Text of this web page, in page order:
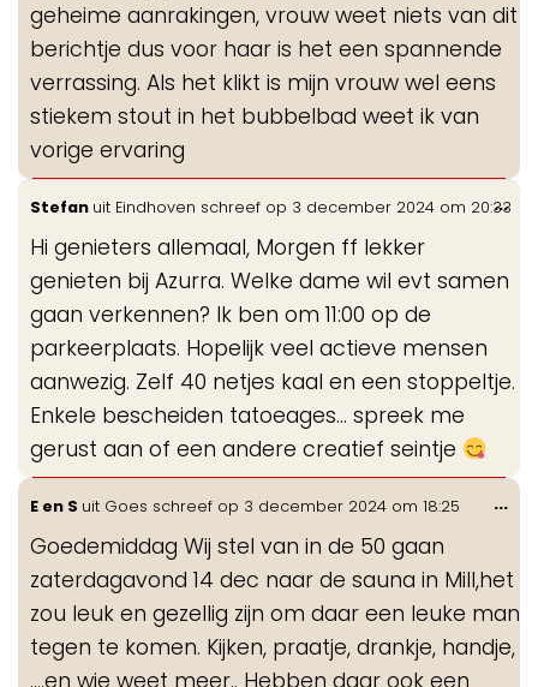
geheime aanrakingen, vrouw weet niets van dit
berichtje dus voor haar is het een spannende
verrassing. Als het klikt is mijn vrouw wel eens
stiekem stout in het bubbelbad weet ik van
vorige ervaring
Stefan uit Eindhoven schreef op 3 december 2024 om 20:33
Hi genieters allemaal, Morgen ff lekker
genieten bij Azurra. Welke dame wil evt samen
gaan verkennen? Ik ben om 11:00 op de
parkeerplaats. Hopelijk veel actieve mensen
aanwezig. Zelf 40 netjes kaal en een stoppeltje.
Enkele bescheiden tatoeages… spreek me
gerust aan of een andere creatief seintje
...
E en S uit Goes schreef op 3 december 2024 om 18:25
Goedemiddag Wij stel van in de 50 gaan
zaterdagavond 14 dec naar de sauna in Mill,het
zou leuk en gezellig zijn om daar een leuke man
tegen te komen. Kijken, praatje, drankje, handje,
....en wie weet meer.. Hebben daar ook een
...